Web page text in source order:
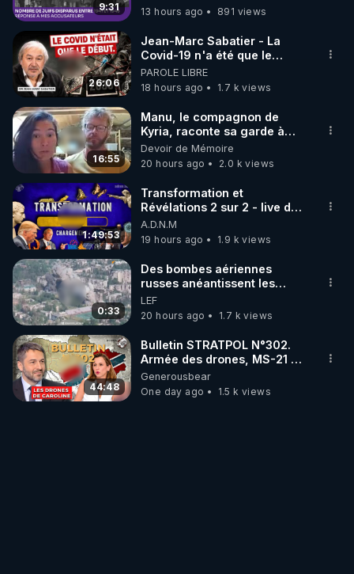
code : REGENERE10
▶ 30 jours gratuit sur l’application de méditation et
de bien-être ENVOL :
Rendez-vous sur https://www.envol.app/code
le code : REGENERE
9:31
13 hours ago
891 views
26:06
Jean-Marc Sabatier - La
Covid-19 n'a été que le
début - L'ARNm & l'ARNm-aa
jusqu où auront-t-il ?
PAROLE LIBRE
18 hours ago
1.7 k views
16:55
Manu, le compagnon de
Kyria, raconte sa garde à
vue musclée. PARTAGEZ!
Devoir de Mémoire
20 hours ago
2.0 k views
1:49:53
Transformation et
Révélations 2 sur 2 - live du
07/08/26
A.D.N.M
19 hours ago
1.9 k views
0:33
Des bombes aériennes
russes anéantissent les
centres de contrôle de
drones de 3 brigades
ukrainienne
LEF
20 hours ago
1.7 k views
44:48
Bulletin STRATPOL N°302.
Armée des drones, MS-21 en
série, missiles coréens.
07.08.2026.
Generousbear
One day ago
1.5 k views